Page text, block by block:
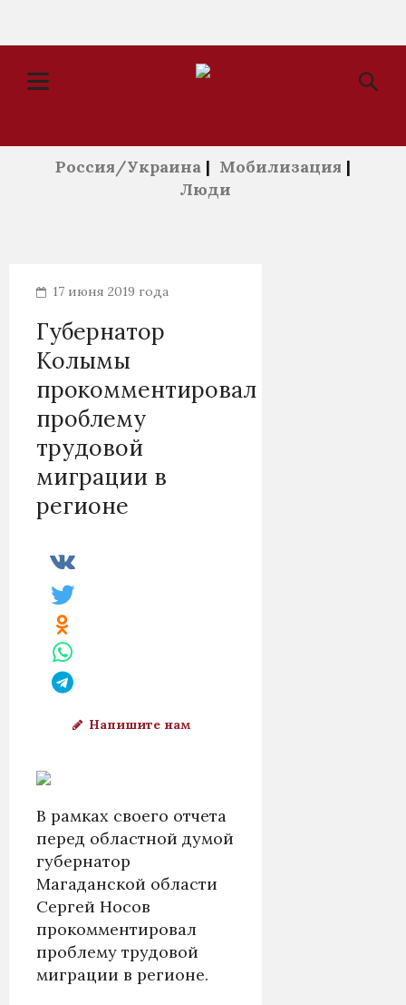
Россия/Украина | Мобилизация |
Люди
17 июня 2019 года
Губернатор
Колымы
прокомментировал
проблему
трудовой
миграции в
регионе
Напишите нам
В рамках своего отчета
перед областной думой
губернатор
Магаданской области
Сергей Носов
прокомментировал
проблему трудовой
миграции в регионе.